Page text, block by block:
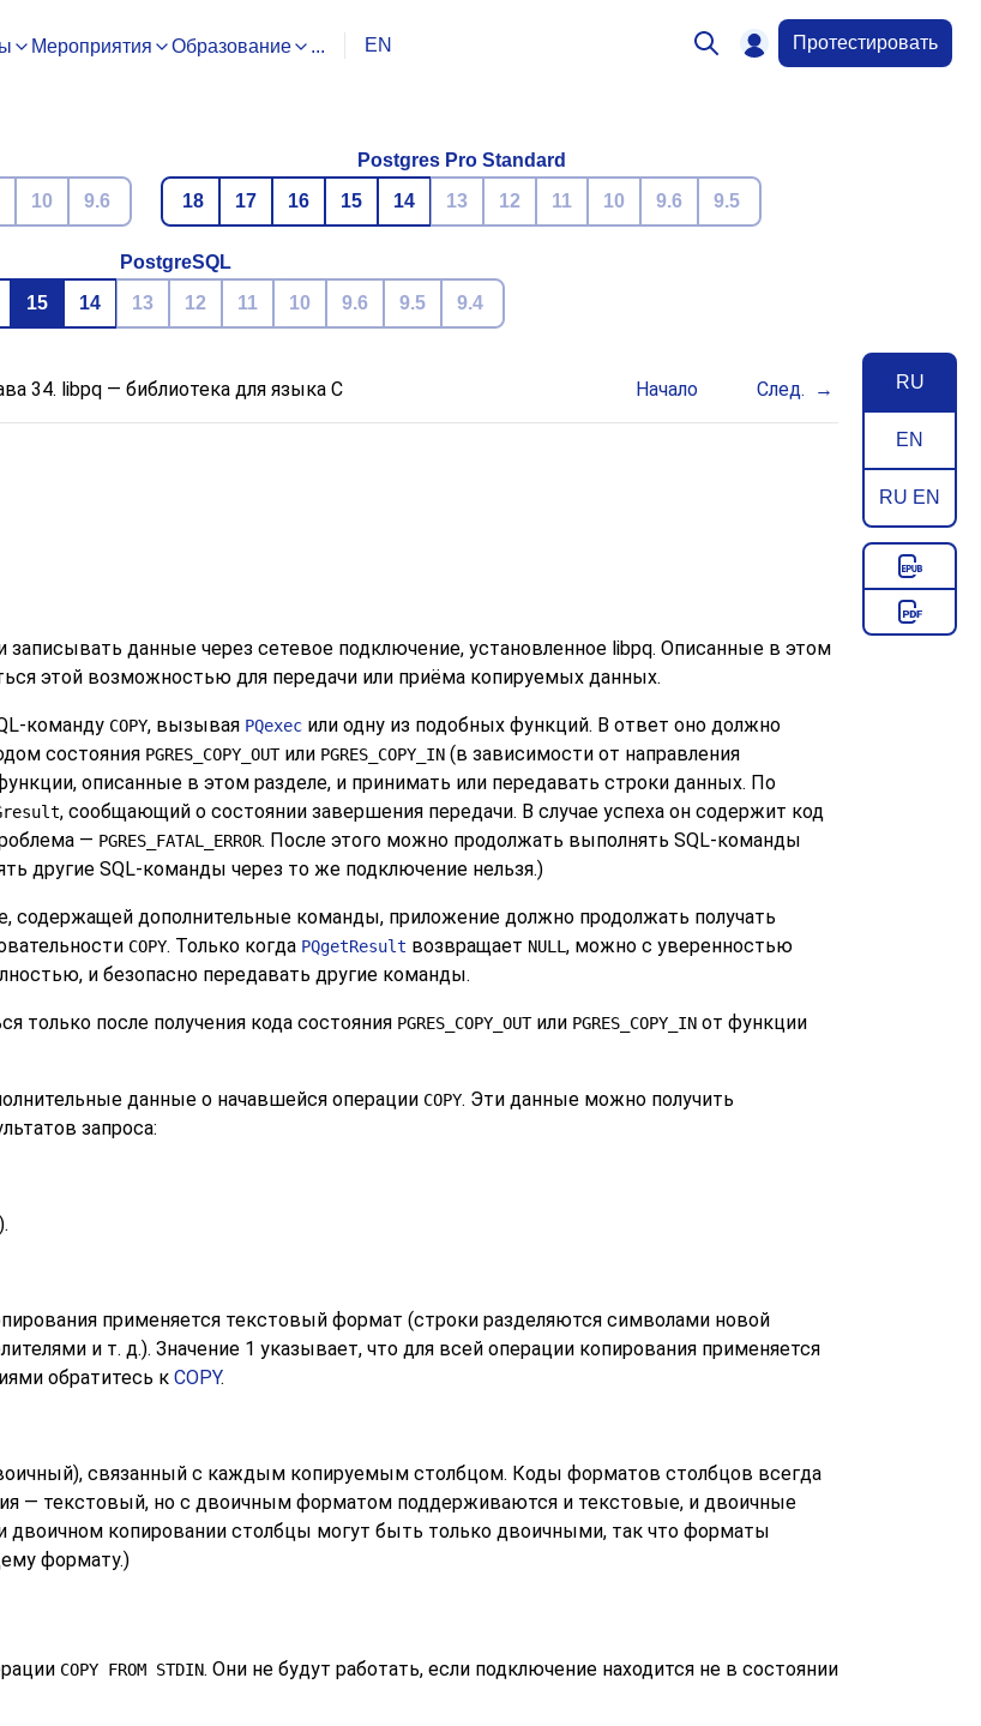
Мероприятия Образование ... EN Протестировать
10 9.6
Postgres Pro Standard
18
17 16 15 14 13 12 11 10 9.6 9.5
PostgreSQL
15 14 13 12 11 10 9.6 9.5 9.4
RU
EN
RU EN
34. libpq — библиотека для языка C Начало След.
данные через сетевое подключение, установленное libpq. Описанные в этом
этой возможностью для передачи или приёма копируемых данных.
команду COPY, вызывая PQexec или одну из подобных функций. В ответ оно должно
состояния PGRES_COPY_OUTили PGRES_COPY_IN (в зависимости от направления
описанные в этом разделе, и принимать или передавать строки данных. По
, сообщающий о состоянии завершения передачи. В случае успеха он содержит код
— PGRES_FATAL_ERROR. После этого можно продолжать выполнять SQL-команды
другие SQL-команды через то же подключение нельзя.)
содержащей дополнительные команды, приложение должно продолжать получать
COPY. Только когда PQgetResult возвращает NULL , можно с уверенностью
и безопасно передавать другие команды.
только после получения кода состояния PGRES_COPY_OUTили PGRES_COPY_IN от функции
данные о начавшейся операции COPY. Эти данные можно получить
запроса:
применяется текстовый формат (строки разделяются символами новой
и т. д.). Значение 1 указывает, что для всей операции копирования применяется
обратитесь к COPY.
связанный с каждым копируемым столбцом. Коды форматов столбцов всегда
— текстовый, но с двоичным форматом поддерживаются и текстовые, и двоичные
двоичном копировании столбцы могут быть только двоичными, так что форматы
формату.)
COPY FROM STDIN. Они не будут работать, если подключение находится не в состоянии